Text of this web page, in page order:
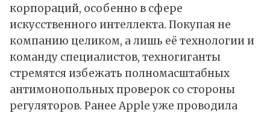
корпораций, особенно в сфере
искусственного интеллекта. Покупая не
компанию целиком, а лишь её технологии и
команду специалистов, техногиганты
стремятся избежать полномасштабных
антимонопольных проверок со стороны
регуляторов. Ранее Apple уже проводила